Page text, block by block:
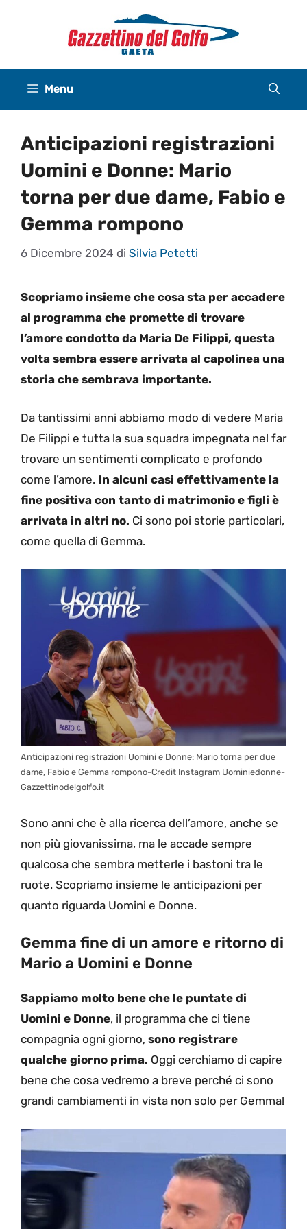
Menu
Anticipazioni registrazioni
Uomini e Donne: Mario
torna per due dame, Fabio e
Gemma rompono
6 Dicembre 2024 di Silvia Petetti
Scopriamo insieme che cosa sta per accadere
al programma che promette di trovare
l’amore condotto da Maria De Filippi, questa
volta sembra essere arrivata al capolinea una
storia che sembrava importante.
Da tantissimi anni abbiamo modo di vedere Maria
De Filippi e tutta la sua squadra impegnata nel far
trovare un sentimenti complicato e profondo
come l’amore. In alcuni casi effettivamente la
fine positiva con tanto di matrimonio e figli è
arrivata in altri no. Ci sono poi storie particolari,
come quella di Gemma.
Anticipazioni registrazioni Uomini e Donne: Mario torna per due
dame, Fabio e Gemma rompono-Credit Instagram Uominiedonne-
Gazzettinodelgolfo.it
Sono anni che è alla ricerca dell’amore, anche se
non più giovanissima, ma le accade sempre
qualcosa che sembra metterle i bastoni tra le
ruote. Scopriamo insieme le anticipazioni per
quanto riguarda Uomini e Donne.
Gemma fine di un amore e ritorno di
Mario a Uomini e Donne
Sappiamo molto bene che le puntate di
Uomini e Donne, il programma che ci tiene
compagnia ogni giorno, sono registrare
qualche giorno prima. Oggi cerchiamo di capire
bene che cosa vedremo a breve perché ci sono
grandi cambiamenti in vista non solo per Gemma!